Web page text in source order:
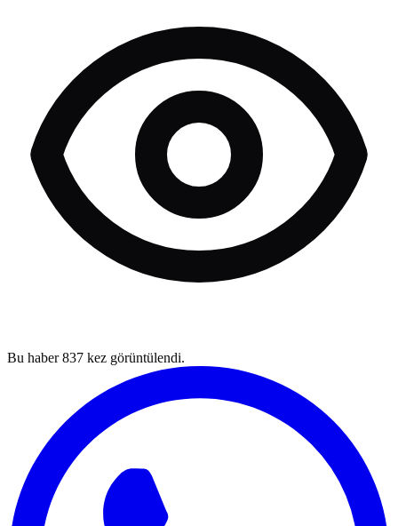
Bu haber837 kez görüntülendi.